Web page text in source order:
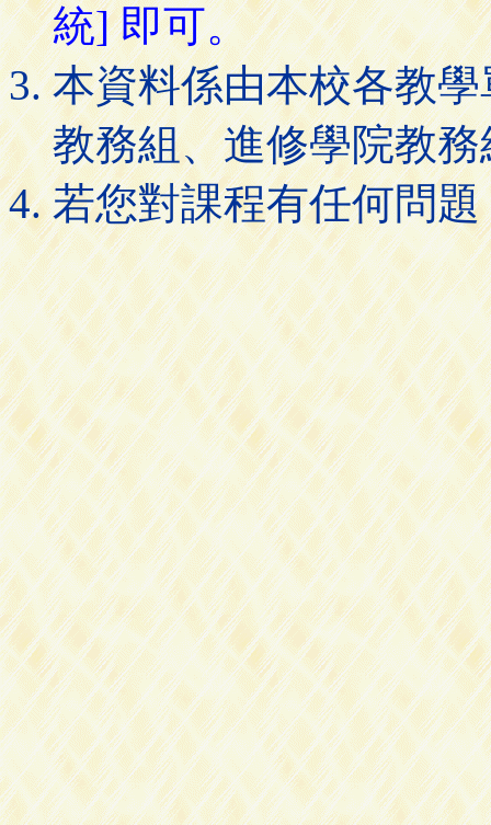
統] 即可。
本資料係由本校各教
教務組、進修學院教
若您對課程有任何問